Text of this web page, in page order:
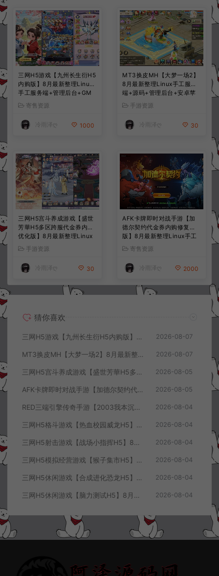
三网H5游戏【九州长生衍H5
内购版】8月最新整理Linux
手工服务端+管理后台+GM
授权后台+简易安卓客户端
+详细搭建教程+视频教程
寄售资源
冷雨泽ღ 1000
MT3换皮MH【大梦一场2】
8月最新整理Linux手工服务
端+源码+管理后台+安卓苹
果双端+详细搭建教程+视频
教程
手游资源
冷雨泽ღ 30
三网H5宫斗养成游戏【盛世
芳華H5多区跨服代金券内购
优化版】8月最新整理Linux
手工服务端+CDK授权后台
+全资源安卓+详细搭建教程
+视频教程
手游资源
冷雨泽ღ 30
AFK卡牌即时对战手游【加
德尔契约代金券内购修复
版】8月最新整理Linux手工
服务端+前后端全套源码+CD
K授权后台+安卓苹果双端
+详细搭建教程+视频教程
寄售资源
冷雨泽ღ 2000
猜你喜欢
三网H5游戏【九州长生衍H5内购版】8月最新整理Linux手工服务端+管理后台+GM授权后台+简易安卓客户端+详细搭建教程+视频教程 2026-08-07
MT3换皮MH【大梦一场2】8月最新整理Linux手工服务端+源码+管理后台+安卓苹果双端+详细搭建教程+视频教程 2026-08-07
三网H5宫斗养成游戏【盛世芳華H5多区跨服代金券内购优化版】8月最新整理Linux手工服务端+CDK授权后台+全资源安卓+详细搭建教程+视频教程 2026-08-05
AFK卡牌即时对战手游【加德尔契约代金券内购修复版】8月最新整理Linux手工服务端+前后端全套源码+CDK授权后台+安卓苹果双端+详细搭建教程+视频教程 2026-08-05
RED三端引擎传奇手游【2003我本沉默三职业】8月最新整理Win一键服务端+PC安卓+详细搭建教程 2026-08-04
三网H5格斗游戏【热血校园威龙H5】8月最新整理Linux手工服务端+Win一键服务端+解压即玩+简易安卓客户端+详细搭建教程 2026-08-04
三网H5射击游戏【战场小指挥H5】8月最新整理Linux手工服务端+Win一键服务端+解压即玩+简易安卓客户端+详细搭建教程 2026-08-04
三网H5模拟经营游戏【猴子集市H5】8月最新整理Linux手工服务端+Win一键服务端+解压即玩+简易安卓客户端+详细搭建教程 2026-08-04
三网H5休闲游戏【合成进化恐龙H5】8月最新整理Linux手工服务端+Win一键服务端+解压即玩+简易安卓客户端+详细搭建教程 2026-08-04
三网H5休闲游戏【脑力测试H5】8月最新整理Linux手工服务端+Win一键服务端+解压即玩+简易安卓客户端+详细搭建教程 2026-08-04